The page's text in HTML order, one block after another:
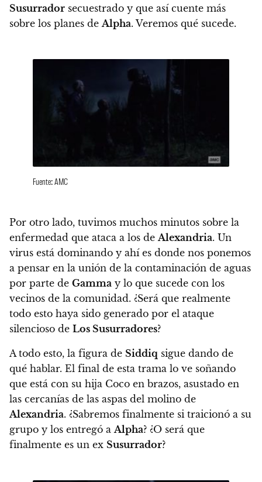
Susurrador secuestrado y que así cuente más
sobre los planes deAlpha. Veremos qué sucede.
Fuente: AMC
Por otro lado, tuvimos muchos minutos sobre la
enfermedad que ataca a los deAlexandria. Un
virus está dominando y ahí es donde nos ponemos
a pensar en la unión de la contaminación de aguas
por parte de Gamma y lo que sucede con los
vecinos de la comunidad. ¿Será que realmente
todo esto haya sido generado por el ataque
silencioso de Los Susurradores?
A todo esto, la figura de Siddiq sigue dando de
qué hablar. El final de esta trama lo ve soñando
que está con su hija Coco en brazos, asustado en
las cercanías de las aspas del molino de
Alexandria. ¿Sabremos finalmente si traicionó a su
grupo y los entregó aAlpha? ¿O será que
finalmente es un ex Susurrador?